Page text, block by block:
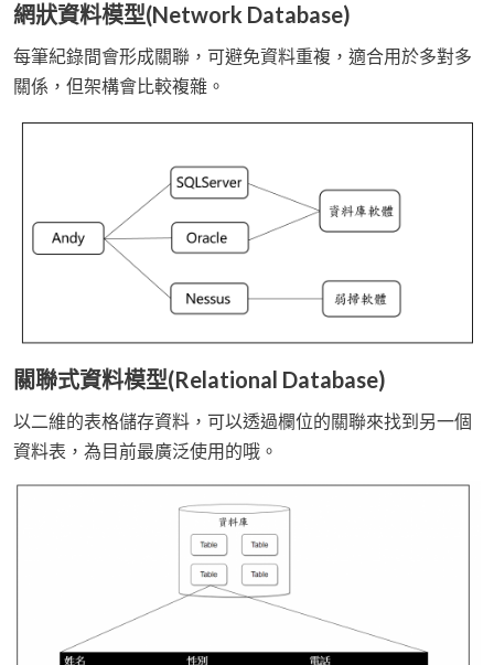
網狀資料模型(Network Database)
每筆紀錄間會形成關聯，可避免資料重複，適合用於多對多
關係，但架構會比較複雜。
關聯式資料模型(Relational Database)
以二維的表格儲存資料，可以透過欄位的關聯來找到另一個
資料表，為目前最廣泛使用的哦。